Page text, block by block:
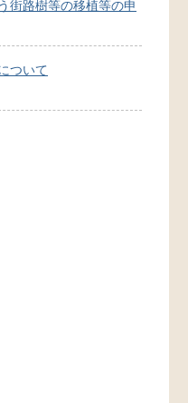
街路樹等の移植等の申
ついて